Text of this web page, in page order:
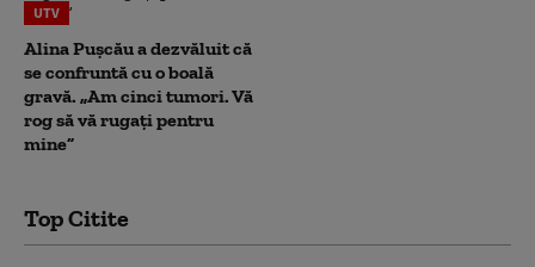
UTV
Alina Pușcău a dezvăluit că
se confruntă cu o boală
gravă. „Am cinci tumori. Vă
rog să vă rugați pentru
mine”
Top Citite